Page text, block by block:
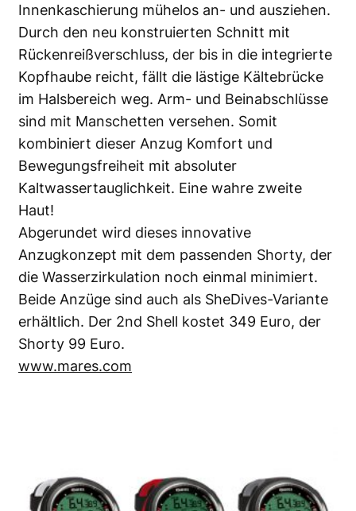
Innenkaschierung mühelos an- und ausziehen.
Durch den neu konstruierten Schnitt mit
Rückenreißverschluss, der bis in die integrierte
Kopfhaube reicht, fällt die lästige Kältebrücke
im Halsbereich weg. Arm- und Beinabschlüsse
sind mit Manschetten versehen. Somit
kombiniert dieser Anzug Komfort und
Bewegungsfreiheit mit absoluter
Kaltwassertauglichkeit. Eine wahre zweite
Haut!
Abgerundet wird dieses innovative
Anzugkonzept mit dem passenden Shorty, der
die Wasserzirkulation noch einmal minimiert.
Beide Anzüge sind auch als SheDives-Variante
erhältlich. Der 2nd Shell kostet 349 Euro, der
Shorty 99 Euro.
www.mares.com